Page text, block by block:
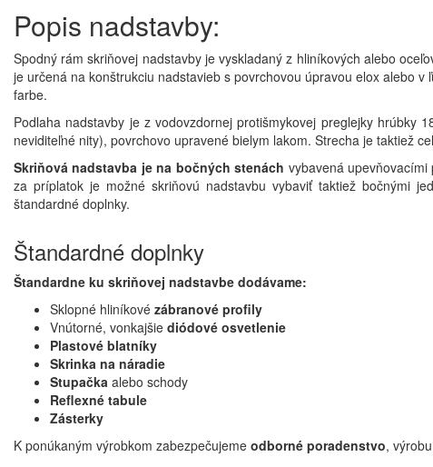
Popis nadstavby:
Spodný rám skriňovej nadstavby je vyskladaný z hliníkových alebo
je určená na konštrukciu nadstavieb s povrchovou úpravou elox alebo
farbe.
Podlaha nadstavby je z vodovzdornej protišmykovej preglejky hrúbky
neviditeľné nity), povrchovo upravené bielym lakom. Strecha je taktiež
Skriňová nadstavba je na bočných stenách vybavená
za príplatok je možné skriňovú nadstavbu vybaviť taktiež bočnými
štandardné doplnky.
Štandardné doplnky
Štandardne ku skriňovej nadstavbe dodávame:
Sklopné hliníkové zábranové profily
Vnútorné, vonkajšie diódové osvetlenie
Plastové blatníky
Skrinka na náradie
Stupačka alebo schody
Reflexné tabule
Zásterky
K ponúkaným výrobkom zabezpečujeme odborné poradenstvo,